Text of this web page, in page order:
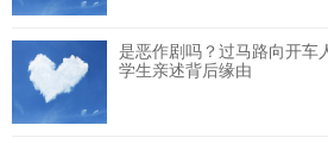
是恶作剧吗？过马路向开车
学生亲述背后缘由